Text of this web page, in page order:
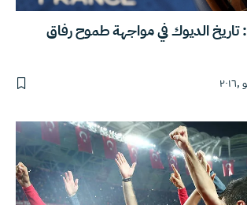
نهائي يورو 2016: تاريخ الديوك في مواجهة طموح رفاق